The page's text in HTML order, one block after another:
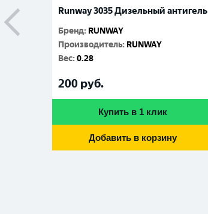
Runway 3035 Дизельный антигель
Бренд: RUNWAY
Производитель: RUNWAY
Вес:0.28
200 руб.
Купить в 1 клик
Добавить в корзину